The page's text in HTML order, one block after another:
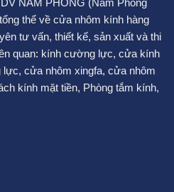
NAM PHONG (Nam Phong
thể về cửa nhôm kính hàng
tư vấn, thiết kế, sản xuất và thi
quan: kính cường lực, cửa kính
lực, cửa nhôm xingfa, cửa nhôm
kính mặt tiền, Phòng tắm kính,